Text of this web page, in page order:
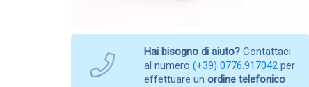
Hai bisogno di aiuto? Contattaci
al numero (+39) 0776.917042 per
effettuare un ordine telefonico